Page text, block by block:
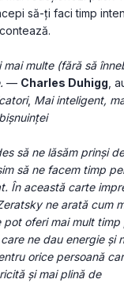
să-ți faci timp
multe (fără să
— Charles Duhigg ,
, Mai inteligent,
să ne lăsăm prinși
să ne facem timp
În această carte
ne arată cum
pot oferi mai mult timp
ne dau energie și
orice persoană
și mai plină de